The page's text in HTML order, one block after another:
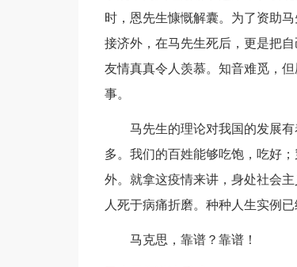
时，恩先生慷慨解囊。为了资助
接济外，在马先生死后，更是把
友情真真令人羡慕。知音难觅，
事。
马先生的理论对我国的发展
多。我们的百姓能够吃饱，吃好
外。就拿这疫情来讲，身处社会
人死于病痛折磨。种种人生实例
马克思，靠谱？靠谱！